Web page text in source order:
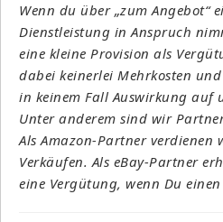
Wenn du über „zum Angebot“
Dienstleistung in Anspruch
eine kleine Provision als
dabei keinerlei Mehrkosten
in keinem Fall Auswirkung auf
Unter anderem sind wir
Als Amazon-Partner
Verkäufen. Als eBay-Partner
eine Vergütung, wenn Du